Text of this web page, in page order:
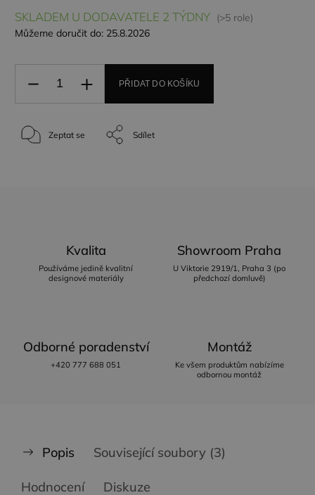
SKLADEM U DODAVATELE 2 TÝDNY (>5 role)
Můžeme doručit do: 25.8.2026
PŘIDAT DO KOŠÍKU
Zeptat se Sdílet
Kvalita
Používáme jedině kvalitní
designové materiály
Showroom Praha
U Viktorie 2919/1, Praha 3 (po
předchozí domluvě)
Odborné poradenství
+420 777 688 051
Montáž
Ke všem produktům nabízíme
odbornou montáž
Popis Související soubory (3)
Hodnocení Diskuze